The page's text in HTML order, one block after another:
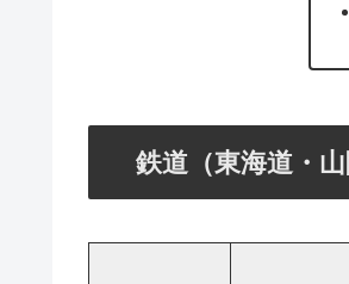
鉄道（東海道・山